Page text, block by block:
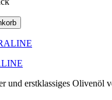
und erstklassiges Olivenöl